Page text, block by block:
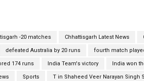
-20 matches Chhattisgarh Latest News
defeated Australia by 20 runs fourth match
174 runs India Team's victory India won
Sports T in Shaheed Veer Narayan Singh